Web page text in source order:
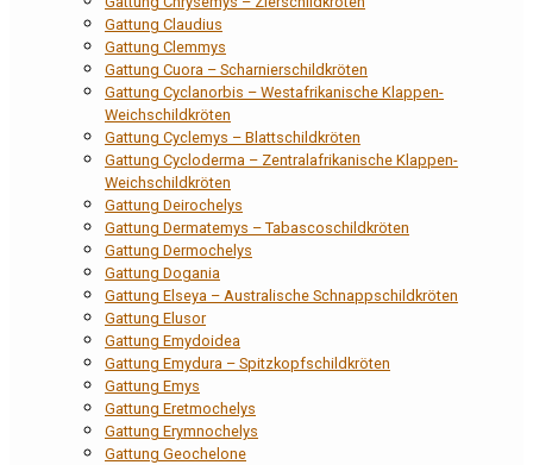
Gattung Claudius
Gattung Clemmys
Gattung Cuora – Scharnierschildkröten
Gattung Cyclanorbis – Westafrikanische Klappen-
Weichschildkröten
Gattung Cyclemys – Blattschildkröten
Gattung Cycloderma – Zentralafrikanische Klappen-
Weichschildkröten
Gattung Deirochelys
Gattung Dermatemys – Tabascoschildkröten
Gattung Dermochelys
Gattung Dogania
Gattung Elseya – Australische Schnappschildkröten
Gattung Elusor
Gattung Emydoidea
Gattung Emydura – Spitzkopfschildkröten
Gattung Emys
Gattung Eretmochelys
Gattung Erymnochelys
Gattung Geochelone